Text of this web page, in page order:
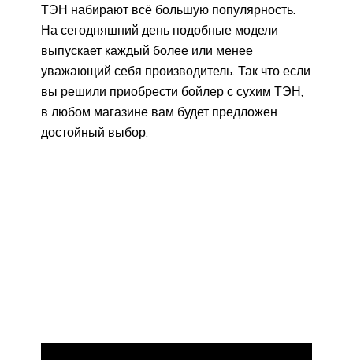
ТЭН набирают всё большую популярность.
На сегодняшний день подобные модели
выпускает каждый более или менее
уважающий себя производитель. Так что если
вы решили приобрести бойлер с сухим ТЭН,
в любом магазине вам будет предложен
достойный выбор.